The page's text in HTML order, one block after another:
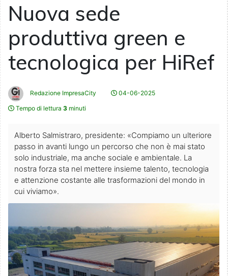
Nuova sede
produttiva green e
tecnologica per HiRef
Redazione ImpresaCity
04-06-2025
Tempo di lettura 3 minuti
Alberto Salmistraro, presidente: «Compiamo un ulteriore
passo in avanti lungo un percorso che non è mai stato
solo industriale, ma anche sociale e ambientale. La
nostra forza sta nel mettere insieme talento, tecnologia
e attenzione costante alle trasformazioni del mondo in
cui viviamo».